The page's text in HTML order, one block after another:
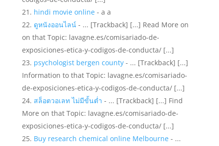
hindi movie online- a a
ดูหนังออนไลน์- ... [Trackback] [...] Read More on
on that Topic: lavagne.es/comisariado-de-
exposiciones-etica-y-codigos-de-conducta/ [...]
psychologist bergen county- ... [Trackback] [...]
Information to that Topic: lavagne.es/comisariado-
de-exposiciones-etica-y-codigos-de-conducta/ [...]
สล็อตวอเลท ไม่มีขั้นต่ำ - ... [Trackback] [...] Find
More on that Topic: lavagne.es/comisariado-de-
exposiciones-etica-y-codigos-de-conducta/ [...]
Buy research chemical online Melbourne- ...